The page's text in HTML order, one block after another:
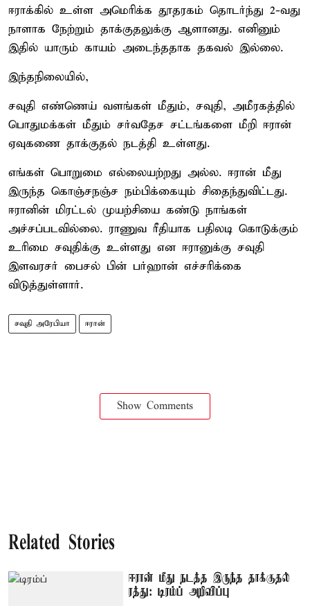
ஈராக்கில் உள்ள அமெரிக்க தூதரகம் தொடர்ந்து 2-வது
நாளாக நேற்றும் தாக்குதலுக்கு ஆளானது. எனினும்
இதில் யாரும் காயம் அடைந்ததாக தகவல் இல்லை.
இந்தநிலையில்,
சவுதி எண்ணெய் வளங்கள் மீதும், சவுதி, அமீரகத்தில்
பொதுமக்கள் மீதும் சர்வதேச சட்டங்களை மீறி ஈரான்
ஏவுகணை தாக்குதல் நடத்தி உள்ளது.
எங்கள் பொறுமை எல்லையற்ற‌து அல்ல. ஈரான் மீது
இருந்த கொஞ்சநஞ்ச நம்பிக்கையும் சிதைந்துவிட்டது.
ஈரானின் மிரட்டல் முயற்சியை கண்டு நாங்கள்
அச்சப்படவில்லை. ராணுவ ரீதியாக பதிலடி கொடுக்கும்
உரிமை சவுதிக்கு உள்ளது என ஈரானுக்கு சவுதி
இளவரசர் பைசல் பின் பர்ஹான் எச்சரிக்கை
விடுத்துள்ளார்.
சவுதி அரேபியா ஈரான்
Show Comments
Related Stories
ஈரான் மீது நடத்த இருந்த தாக்குதல்
ரத்து: டிரம்ப் அறிவிப்பு